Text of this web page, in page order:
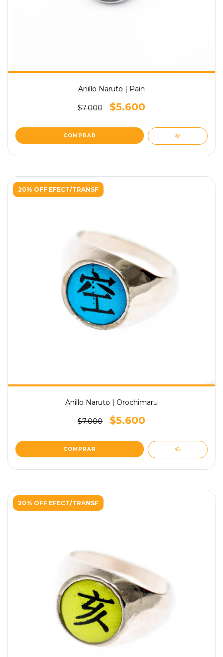
Anillo Naruto | Pain
$7.000 $5.600
COMPRAR
20% OFF EFECT/TRANSF
Anillo Naruto | Orochimaru
$7.000 $5.600
COMPRAR
20% OFF EFECT/TRANSF